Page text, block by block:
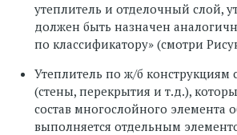
утеплитель и отделочный слой,
должен быть назначен
по классификатору» (смотри
Утеплитель по ж/б конструкциям
(стены, перекрытия и т.д.),
состав многослойного элемента
выполняется отдельным